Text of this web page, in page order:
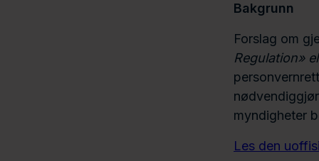
Bakgrunn
Forslag om
Regulation»
myndigheter
Les den